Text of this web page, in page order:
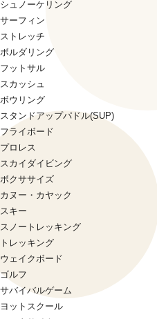
シュノーケリング
サーフィン
ストレッチ
ボルダリング
フットサル
スカッシュ
ボウリング
スタンドアップパドル(SUP)
フライボード
プロレス
スカイダイビング
ボクササイズ
カヌー・カヤック
スキー
スノートレッキング
トレッキング
ウェイクボード
ゴルフ
サバイバルゲーム
ヨットスクール